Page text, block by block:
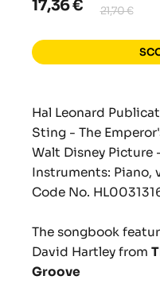
17,36 € 21,70 €
Hal Leonard
Sting - The
Walt Disney Picture
Instruments: Piano,
Code No.
The songbook
David Hartley from
Groove